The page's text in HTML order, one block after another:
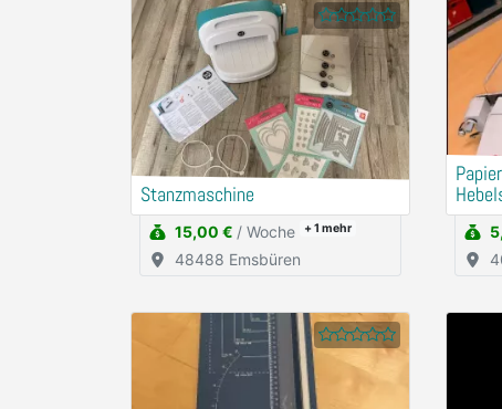
Stanzmaschine
15,00 € / Woche + 1mehr
48488 Emsbüren